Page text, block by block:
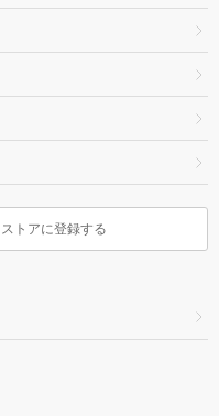
トアに登録する